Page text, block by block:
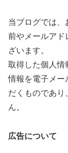
当ブログでは、
前やメールアド
ざいます。
取得した個人情
情報を電子メー
だくものであり
ん。
広告について